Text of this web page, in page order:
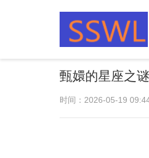
甄嬛的星座之
时间：2026-05-19